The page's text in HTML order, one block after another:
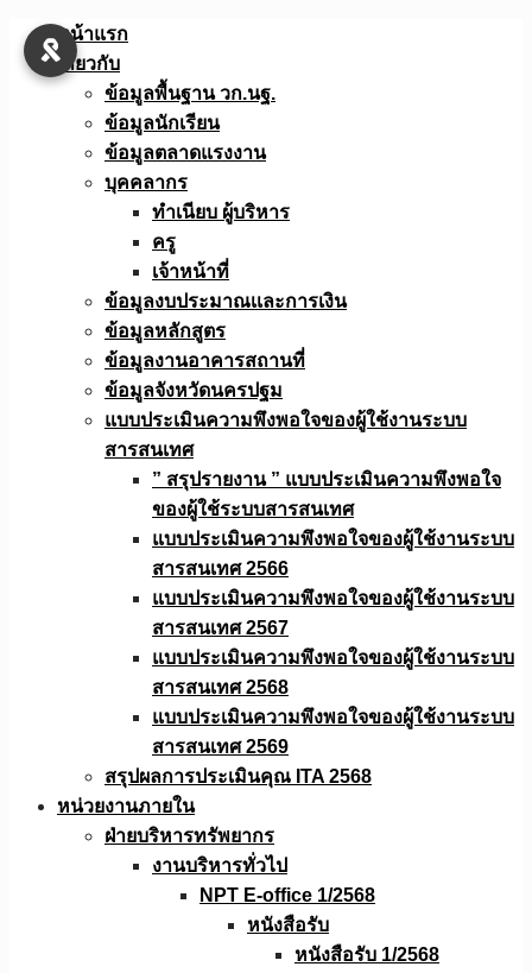
Skip
หน้าแรก
เกี่ยวกับ
ข้อมูลพื้นฐาน วก.นฐ.
ข้อมูลนักเรียน
ข้อมูลตลาดแรงงาน
บุคคลากร
ทำเนียบ ผู้บริหาร
ครู
เจ้าหน้าที่
ข้อมูลงบประมาณเเละการเงิน
ข้อมูลหลักสูตร
ข้อมูลงานอาคารสถานที่
ข้อมูลจังหวัดนครปฐม
แบบประเมินความพึงพอใจของผู้ใช้งานระบบ
สารสนเทศ
” สรุปรายงาน ” แบบประเมินความพึงพอใจ
ของผู้ใช้ระบบสารสนเทศ
แบบประเมินความพึงพอใจของผู้ใช้งานระบบ
สารสนเทศ 2566
แบบประเมินความพึงพอใจของผู้ใช้งานระบบ
สารสนเทศ 2567
แบบประเมินความพึงพอใจของผู้ใช้งานระบบ
สารสนเทศ 2568
แบบประเมินความพึงพอใจของผู้ใช้งานระบบ
สารสนเทศ 2569
สรุปผลการประเมินคุณ ITA 2568
หน่วยงานภายใน
ฝ่ายบริหารทรัพยากร
งานบริหารทั่วไป
NPT E-office 1/2568
หนังสือรับ
หนังสือรับ 1/2568